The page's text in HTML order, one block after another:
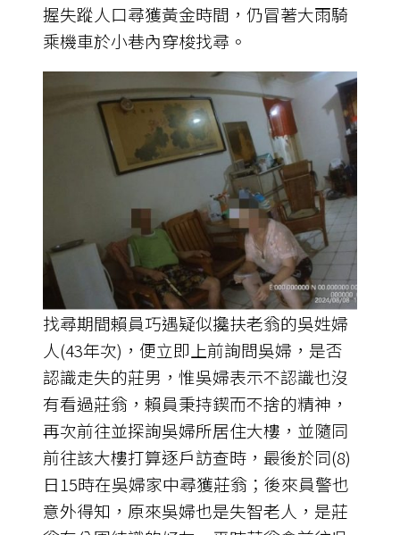
握失蹤人口尋獲黃金時間，仍冒著大雨騎
乘機車於小巷內穿梭找尋。
找尋期間賴員巧遇疑似攙扶老翁的吳姓婦
人(43年次)，便立即上前詢問吳婦，是否
認識走失的莊男，惟吳婦表示不認識也沒
有看過莊翁，賴員秉持鍥而不捨的精神，
再次前往並探詢吳婦所居住大樓，並隨同
前往該大樓打算逐戶訪查時，最後於同(8)
日15時在吳婦家中尋獲莊翁；後來員警也
意外得知，原來吳婦也是失智老人，是莊